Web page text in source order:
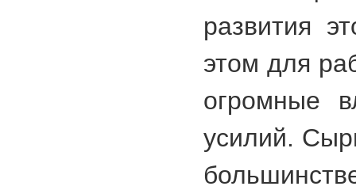
развития
этом для
огромные
усилий.